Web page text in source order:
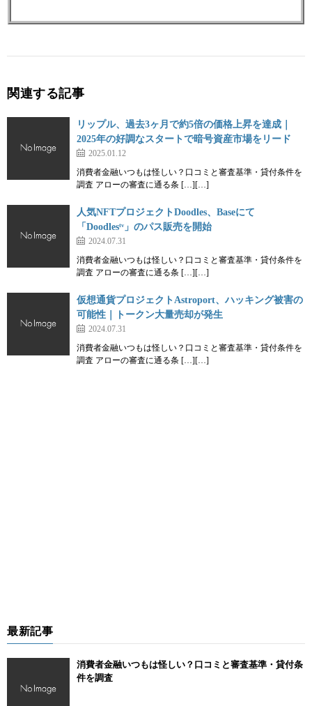
関連する記事
リップル、過去3ヶ月で約5倍の価格上昇を達成｜
2025年の好調なスタートで暗号資産市場をリード
2025.01.12
消費者金融いつもは怪しい？口コミと審査基準・貸付条件を
調査 アローの審査に通る条 […][…]
人気NFTプロジェクトDoodles、Baseにて
「Doodlesᵗᵛ」のパス販売を開始
2024.07.31
消費者金融いつもは怪しい？口コミと審査基準・貸付条件を
調査 アローの審査に通る条 […][…]
仮想通貨プロジェクトAstroport、ハッキング被害の
可能性｜トークン大量売却が発生
2024.07.31
消費者金融いつもは怪しい？口コミと審査基準・貸付条件を
調査 アローの審査に通る条 […][…]
最新記事
消費者金融いつもは怪しい？口コミと審査基準・貸付条
件を調査